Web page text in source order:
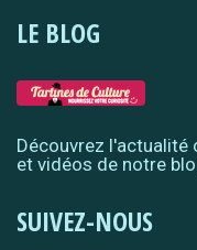
LE BLOG
Découvrez l'actualité
et vidéos de notre
SUIVEZ-NOUS